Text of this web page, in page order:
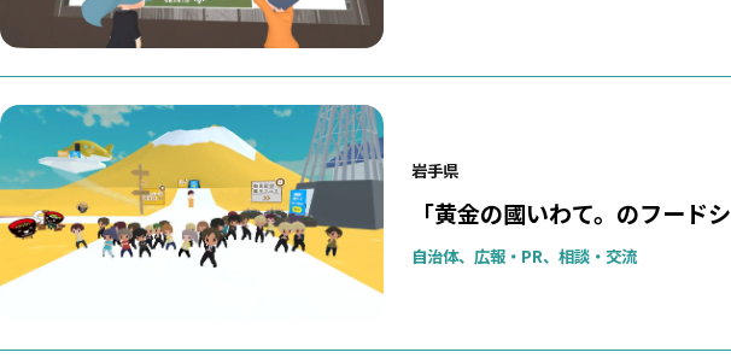
岩手県
「黄金の國いわて。のフード
自治体、広報・PR、相談・交流